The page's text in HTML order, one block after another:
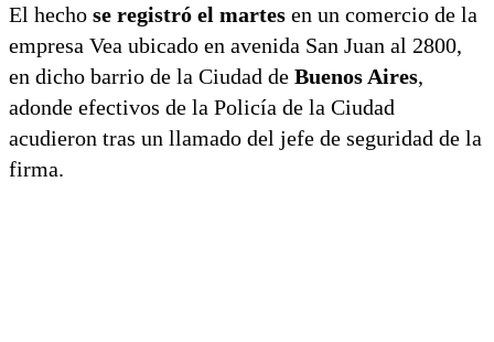
El hecho se registró el martes en un comercio de la
empresa Vea ubicado en avenida San Juan al 2800,
en dicho barrio de la Ciudad de Buenos Aires,
adonde efectivos de la Policía de la Ciudad
acudieron tras un llamado del jefe de seguridad de la
firma.